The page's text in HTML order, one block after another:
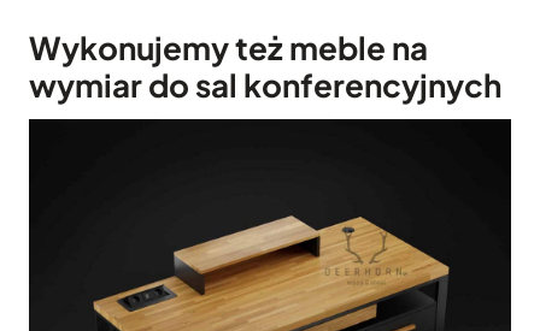
Wykonujemy też meble na
wymiar do sal konferencyjnych